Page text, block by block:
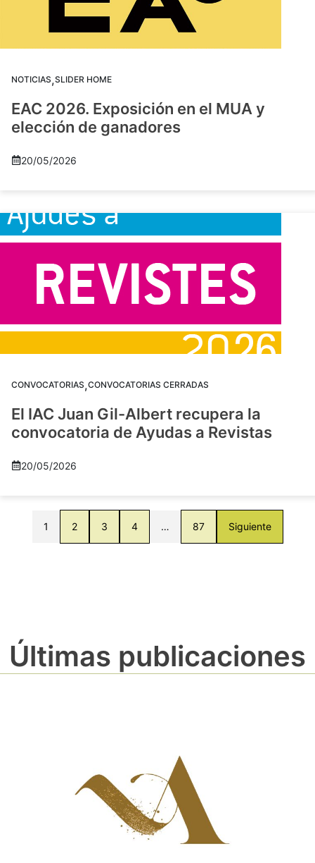
NOTICIAS,SLIDER HOME
EAC 2026. Exposición en el MUA y
elección de ganadores
20/05/2026
CONVOCATORIAS,CONVOCATORIAS CERRADAS
El IAC Juan Gil-Albert recupera la
convocatoria de Ayudas a Revistas
20/05/2026
1 2 3 4 … 87 Siguiente
Últimas publicaciones